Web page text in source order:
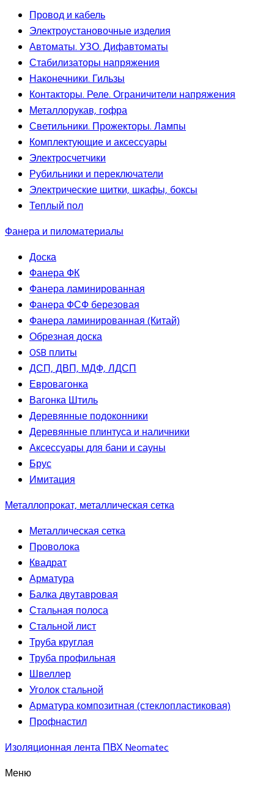
Провод и кабель
Электроустановочные изделия
Автоматы. УЗО. Дифавтоматы
Стабилизаторы напряжения
Наконечники. Гильзы
Контакторы. Реле. Ограничители напряжения
Металлорукав, гофра
Светильники. Прожекторы. Лампы
Комплектующие и аксессуары
Электросчетчики
Рубильники и переключатели
Электрические щитки, шкафы, боксы
Теплый пол
Фанера и пиломатериалы
Доска
Фанера ФК
Фанера ламинированная
Фанера ФСФ березовая
Фанера ламинированная (Китай)
Обрезная доска
OSB плиты
ДСП, ДВП, МДФ, ЛДСП
Евровагонка
Вагонка Штиль
Деревянные подоконники
Деревянные плинтуса и наличники
Аксессуары для бани и сауны
Брус
Имитация
Металлопрокат, металлическая сетка
Металлическая сетка
Проволока
Квадрат
Арматура
Балка двутавровая
Стальная полоса
Стальной лист
Труба круглая
Труба профильная
Швеллер
Уголок стальной
Арматура композитная (стеклопластиковая)
Профнастил
Изоляционная лента ПВХ Neomatec
Меню